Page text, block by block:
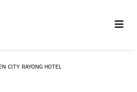
CITY RAYONG HOTEL